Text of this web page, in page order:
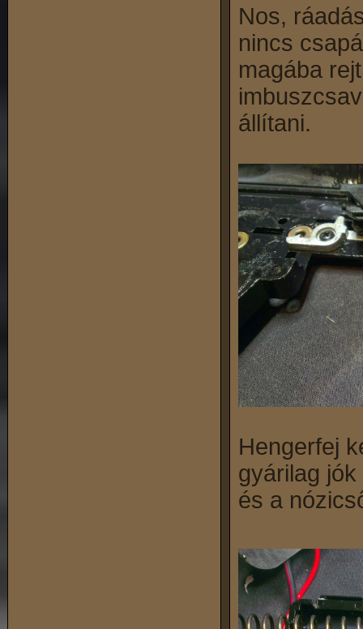
Nos,
nincs
magába
állítani.
Hengerfej
gyárilag
és a